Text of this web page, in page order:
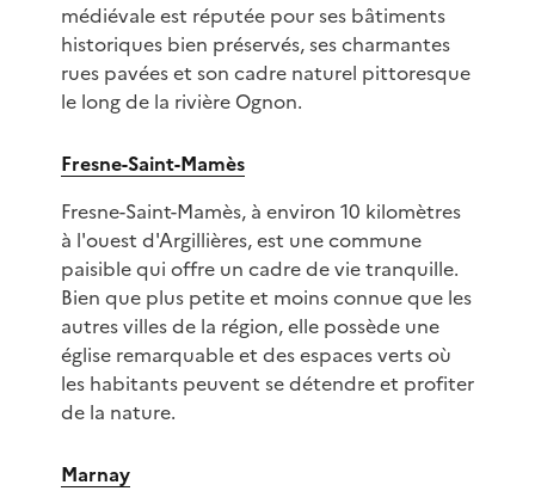
médiévale est réputée pour ses bâtiments
historiques bien préservés, ses charmantes
rues pavées et son cadre naturel pittoresque
le long de la rivière Ognon.
Fresne-Saint-Mamès
Fresne-Saint-Mamès, à environ 10 kilomètres
à l'ouest d'Argillières, est une commune
paisible qui offre un cadre de vie tranquille.
Bien que plus petite et moins connue que les
autres villes de la région, elle possède une
église remarquable et des espaces verts où
les habitants peuvent se détendre et profiter
de la nature.
Marnay